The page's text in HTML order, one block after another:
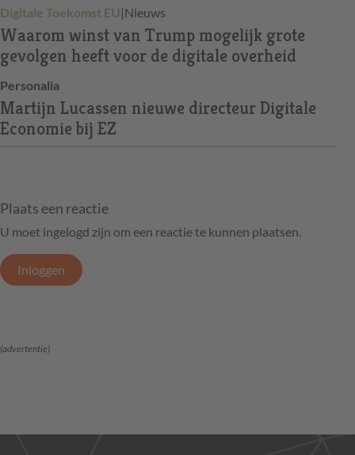
Digitale Toekomst EU |Nieuws
Waarom winst van Trump mogelijk grote
gevolgen heeft voor de digitale overheid
Personalia
Martijn Lucassen nieuwe directeur Digitale
Economie bij EZ
Plaats een reactie
U moet ingelogd zijn om een reactie te kunnen plaatsen.
Inloggen
(advertentie)